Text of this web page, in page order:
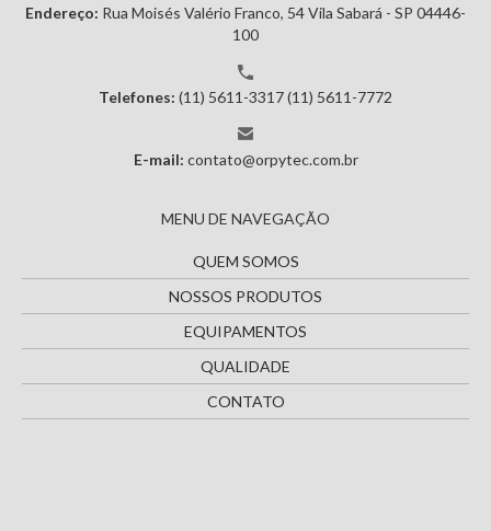
Endereço: Rua Moisés Valério Franco, 54Vila Sabará - SP 04446-
100
Telefones: (11) 5611-3317(11) 5611-7772
E-mail: contato@orpytec.com.br
MENU DE NAVEGAÇÃO
QUEM SOMOS
NOSSOS PRODUTOS
EQUIPAMENTOS
QUALIDADE
CONTATO